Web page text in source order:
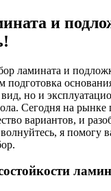
и
ламината и
подготовка
но и
Сегодня на рынке
вариантов, и
я помогу